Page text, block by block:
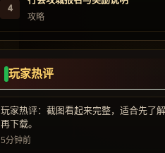
4
攻略
玩家热评
玩家热评：截图看起来完整，适合先了
再下载。
5分钟前